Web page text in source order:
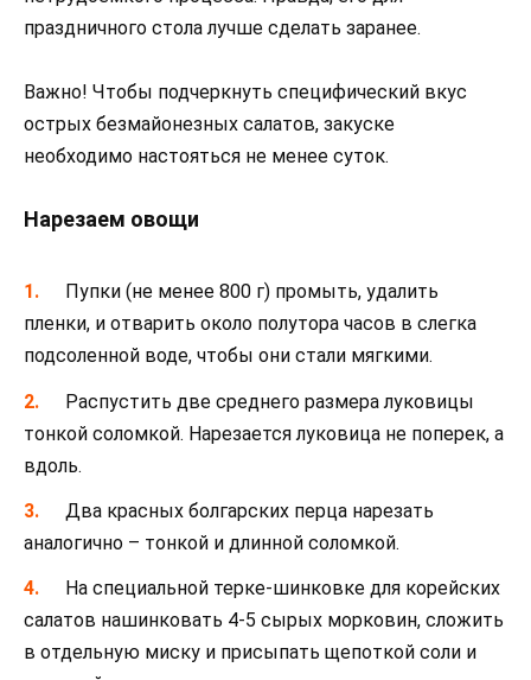
праздничного стола лучше сделать заранее.
Важно! Чтобы подчеркнуть специфический вкус
острых безмайонезных салатов, закуске
необходимо настояться не менее суток.
Нарезаем овощи
Пупки (не менее 800 г) промыть, удалить
пленки, и отварить около полутора часов в слегка
подсоленной воде, чтобы они стали мягкими.
Распустить две среднего размера луковицы
тонкой соломкой. Нарезается луковица не поперек, а
вдоль.
Два красных болгарских перца нарезать
аналогично – тонкой и длинной соломкой.
На специальной терке-шинковке для корейских
салатов нашинковать 4-5 сырых морковин, сложить
в отдельную миску и присыпать щепоткой соли и